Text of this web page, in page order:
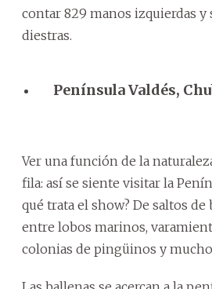
contar 829 manos izquierdas y
diestras.
Península Valdés,
Ver una función de la
fila: así se siente visitar la
qué trata el show? De saltos de
entre lobos marinos,
colonias de pingüinos y